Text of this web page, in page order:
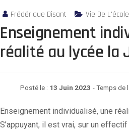
Frédérique Disant Vie De L'école
Enseignement
réalité au lycée la
Posté le : 13 Juin 2023 - Temps de
Enseignement individualisé, une
S’appuyant, il est vrai, sur un